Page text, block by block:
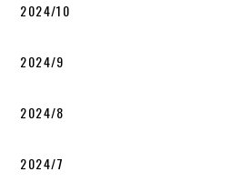
2024/10
2024/9
2024/8
2024/7